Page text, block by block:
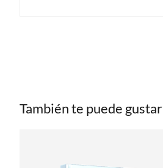
También te puede gustar